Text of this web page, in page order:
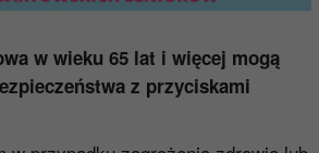
w wieku 65 lat i więcej mogą
z przyciskami